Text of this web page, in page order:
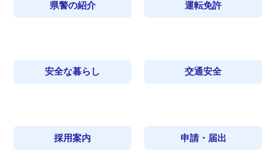
県警の紹介 運転免許
安全な暮らし 交通安全
採用案内 申請・届出